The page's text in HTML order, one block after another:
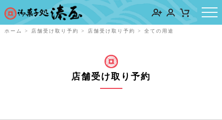
ホーム > 店舗受け取り予約 > 店舗受け取り予約 > 全ての用途
店舗受け取り予約